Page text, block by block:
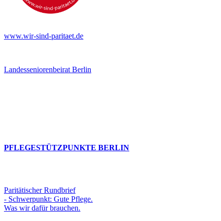
www.wir-sind-paritaet.de
Landesseniorenbeirat Berlin
PFLEGESTÜTZPUNKTE BERLIN
Paritätischer Rundbrief
- Schwerpunkt: Gute Pflege.
Was wir dafür brauchen.